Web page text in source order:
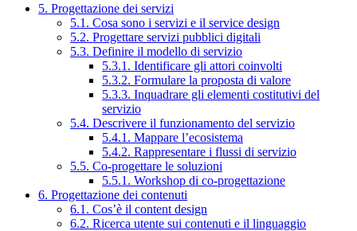
5. Progettazione dei servizi
5.1. Cosa sono i servizi e il service design
5.2. Progettare servizi pubblici digitali
5.3. Definire il modello di servizio
5.3.1. Identificare gli attori coinvolti
5.3.2. Formulare la proposta di valore
5.3.3. Inquadrare gli elementi costitutivi del
servizio
5.4. Descrivere il funzionamento del servizio
5.4.1. Mappare l’ecosistema
5.4.2. Rappresentare i flussi di servizio
5.5. Co-progettare le soluzioni
5.5.1. Workshop di co-progettazione
6. Progettazione dei contenuti
6.1. Cos’è il content design
6.2. Ricerca utente sui contenuti e il linguaggio